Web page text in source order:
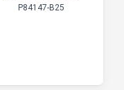
P84147-B25